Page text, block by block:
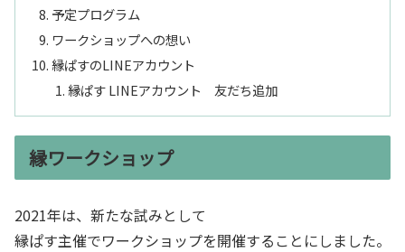
予定プログラム
ワークショップへの想い
縁ぱすのLINEアカウント
縁ぱす LINEアカウント 友だち追加
縁ワークショップ
2021年は、新たな試みとして
縁ぱす主催でワークショップを開催することにしました。